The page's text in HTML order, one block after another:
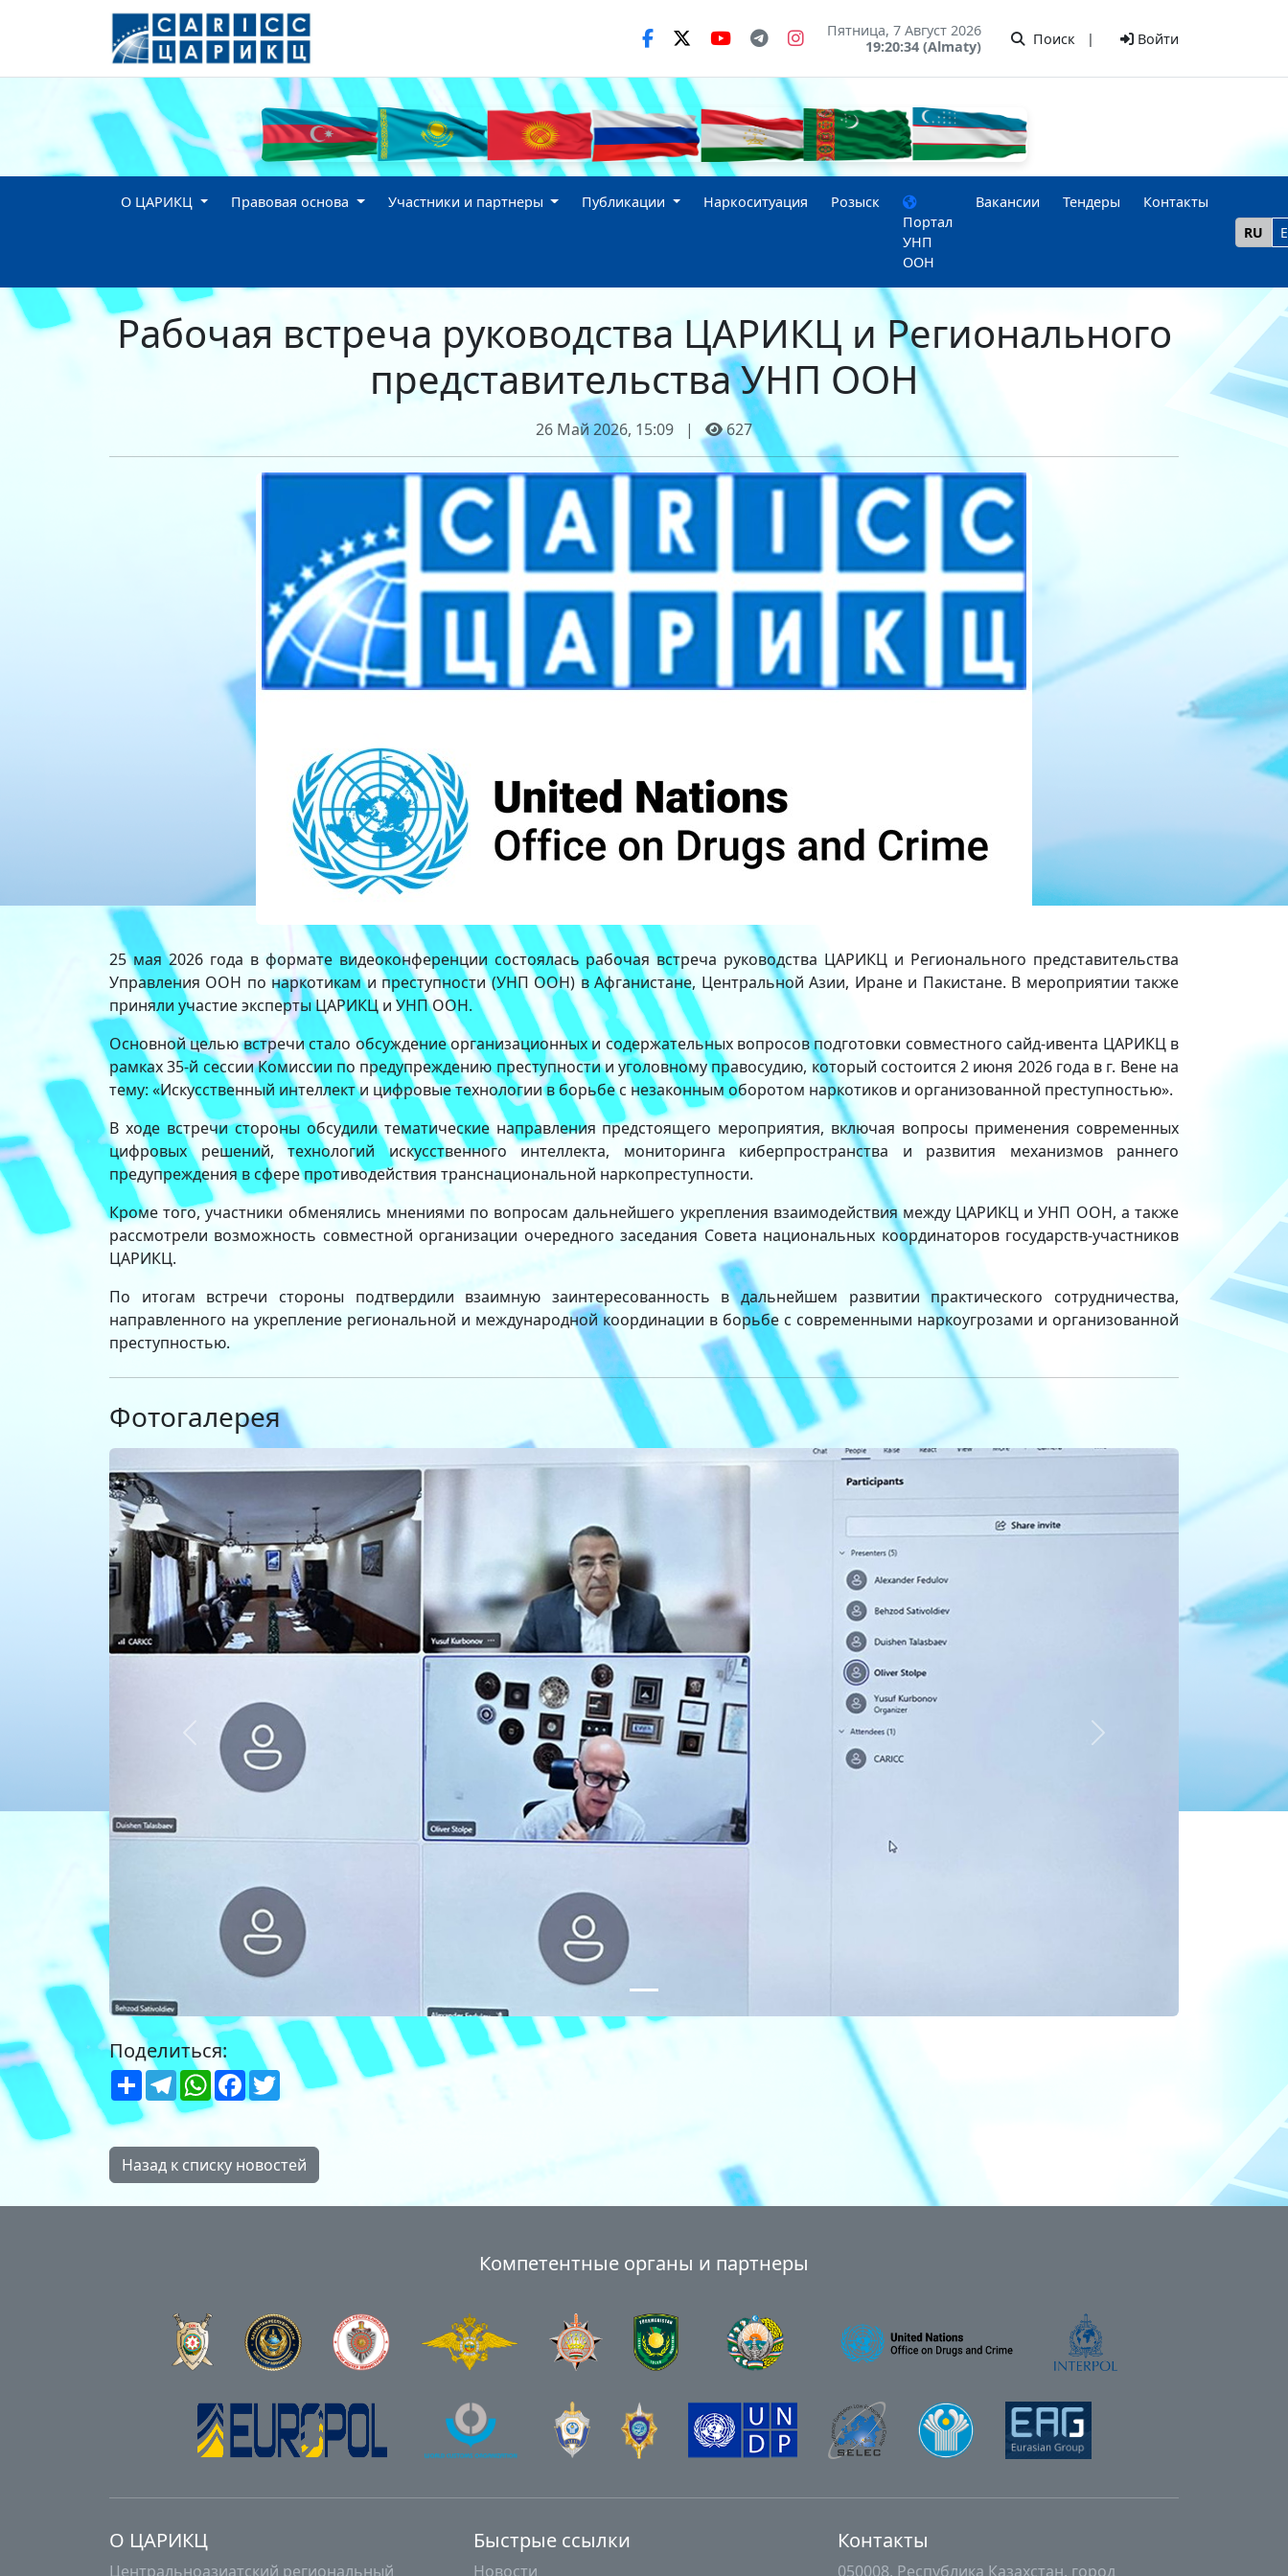
Пятница, 7 Август 2026
19:20:34 (Almaty)
Поиск | Войти
О ЦАРИКЦ Правовая основа Участники и партнеры Публикации Наркоситуация
Розыск
Портал
УНП
ООН
Вакансии Тендеры
Контакты
RU
Рабочая встреча руководства ЦАРИКЦ и Регионального
представительства УНП ООН
26 Май 2026, 15:09 | 627
25 мая 2026 года в формате видеоконференции состоялась рабочая встреча руководства ЦАРИКЦ и Регионального представительства
Управления ООН по наркотикам и преступности (УНП ООН) в Афганистане, Центральной Азии, Иране и Пакистане. В мероприятии также
приняли участие эксперты ЦАРИКЦ и УНП ООН.
Основной целью встречи стало обсуждение организационных и содержательных вопросов подготовки совместного сайд-ивента ЦАРИКЦ в
рамках 35-й сессии Комиссии по предупреждению преступности и уголовному правосудию, который состоится 2 июня 2026 года в г. Вене на
тему: «Искусственный интеллект и цифровые технологии в борьбе с незаконным оборотом наркотиков и организованной преступностью».
В ходе встречи стороны обсудили тематические направления предстоящего мероприятия, включая вопросы применения современных
цифровых решений, технологий искусственного интеллекта, мониторинга киберпространства и развития механизмов раннего
предупреждения в сфере противодействия транснациональной наркопреступности.
Кроме того, участники обменялись мнениями по вопросам дальнейшего укрепления взаимодействия между ЦАРИКЦ и УНП ООН, а также
рассмотрели возможность совместной организации очередного заседания Совета национальных координаторов государств-участников
ЦАРИКЦ.
По итогам встречи стороны подтвердили взаимную заинтересованность в дальнейшем развитии практического сотрудничества,
направленного на укрепление региональной и международной координации в борьбе с современными наркоугрозами и организованной
преступностью.
Фотогалерея
Предыдущий Следующий
Поделиться:
ShareTelegramWhatsApp
FacebookTwitter
Назад к списку новостей
Компетентные органы и партнеры
О ЦАРИКЦ
Центральноазиатский региональный
Быстрые ссылки
Новости
Контакты
050008, Республика Казахстан, город